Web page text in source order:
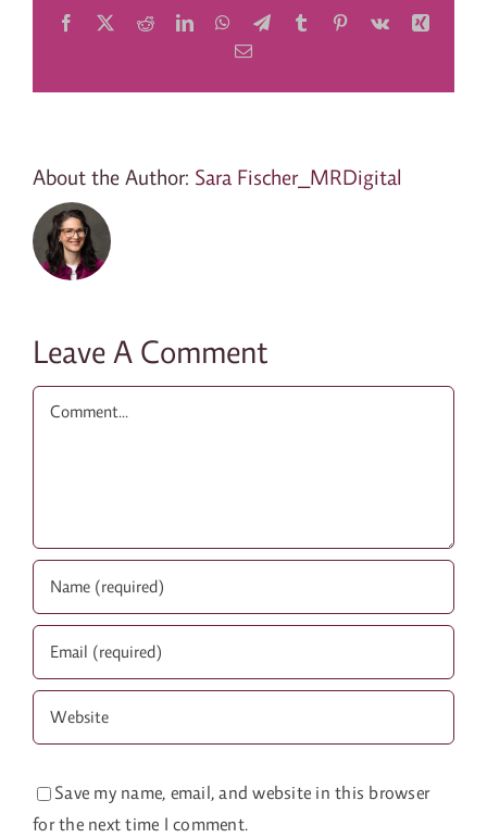
Facebook RedditLinkedInWhatsApp
TelegramTumblr Pinterest
Vk
Xing
Email
About the Author: Sara Fischer_MRDigital
Leave A Comment
Save my name, email, and website in this browser
for the next time I comment.